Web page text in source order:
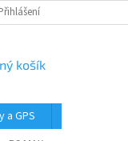
košík
a GPS